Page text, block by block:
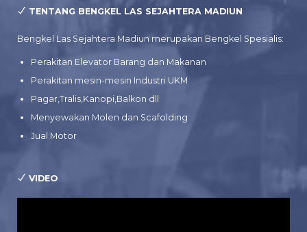
TENTANG BENGKEL LAS SEJAHTERA MADIUN
Bengkel Las Sejahtera Madiun merupakan Bengkel Spesialis:
Perakitan Elevator Barang dan Makanan
Perakitan mesin-mesin Industri UKM
Pagar,Tralis,Kanopi,Balkon dll
Menyewakan Molen dan Scafolding
Jual Motor
VIDEO